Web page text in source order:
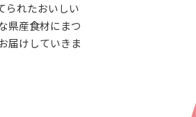
られたおいしい
県産食材にまつ
届けしていきま